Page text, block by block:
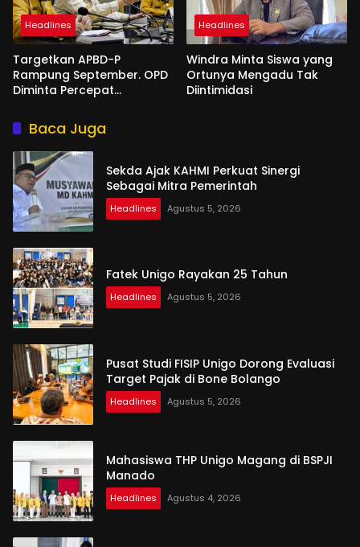
Headlines
Targetkan APBD-P
Rampung September. OPD
Diminta Percepat
Headlines
Windra Minta Siswa yang
Ortunya Mengadu Tak
Diintimidasi
Baca Juga
Sekda Ajak KAHMI Perkuat Sinergi
Sebagai Mitra Pemerintah
Headlines Agustus 5, 2026
Fatek Unigo Rayakan 25 Tahun
Headlines Agustus 5, 2026
Pusat Studi FISIP Unigo Dorong Evaluasi
Target Pajak di Bone Bolango
Headlines Agustus 5, 2026
Mahasiswa THP Unigo Magang di BSPJI
Manado
Headlines Agustus 4, 2026